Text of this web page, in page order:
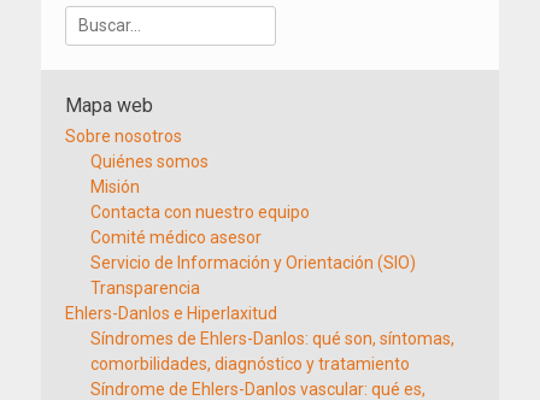
Buscar:
Mapa web
Sobre nosotros
Quiénes somos
Misión
Contacta con nuestro equipo
Comité médico asesor
Servicio de Información y Orientación (SIO)
Transparencia
Ehlers-Danlos e Hiperlaxitud
Síndromes de Ehlers-Danlos: qué son, síntomas,
comorbilidades, diagnóstico y tratamiento
Síndrome de Ehlers-Danlos vascular: qué es,